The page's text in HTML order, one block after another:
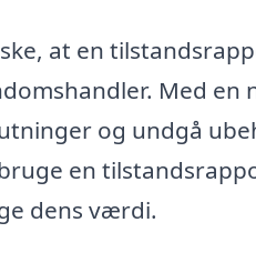
at en
Med en
og undgå
en
dens værdi.